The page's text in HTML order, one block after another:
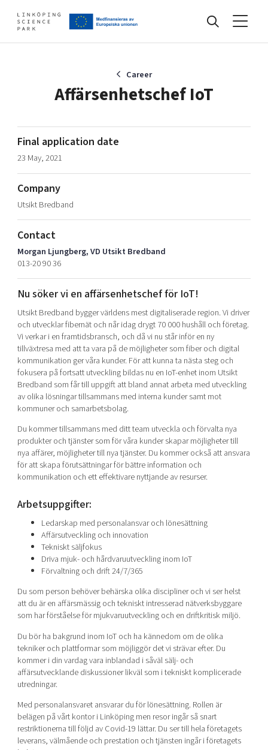
Artificial intelligence
Cybersecurity
Internet of Things
Global talent
Visual technologies
Shaping cities and regions
Bright East
East Sweden Tech Women
Reversed mentorship
Current offers and activities
Develop your company
Upgrade your skills & master new ones
Tech startups
Upscaling
Talent & skills
Startup & industry collaboration
Offers to boost your business
Funding opportunities
About
Our story, mission & vision
Our community of companies
Projects
Publications
Project toolbox
Our clusters
Reach out to us
Locations
40 years anniversary
Today's lunch in Mjärdevi
Career
Affärsenhetschef IoT
Final application date
23 May, 2021
Company
Utsikt Bredband
Contact
Morgan Ljungberg, VD Utsikt Bredband
013-20 90 36
Nu söker vi en affärsenhetschef för IoT!
Utsikt Bredband bygger världens mest digitaliserade region. Vi driver
och utvecklar fibernät och når idag drygt 70 000 hushåll och företag.
Vi verkar i en framtidsbransch, och då vi nu står inför en ny
tillväxtresa med att ta vara på de möjligheter som fiber och digital
kommunikation ger våra kunder. För att kunna ta nästa steg och
fokusera på fortsatt utveckling bildas nu en IoT-enhet inom Utsikt
Bredband som får till uppgift att bland annat arbeta med utveckling
av olika lösningar tillsammans med interna kunder samt mot
kommuner och samarbetsbolag.
Du kommer tillsammans med ditt team utveckla och förvalta nya
produkter och tjänster som för våra kunder skapar möjligheter till
nya affärer, möjligheter till nya tjänster. Du kommer också att ansvara
för att skapa förutsättningar för bättre information och
kommunikation och ett effektivare nyttjande av resurser.
Arbetsuppgifter:
Ledarskap med personalansvar och lönesättning
Affärsutveckling och innovation
Tekniskt säljfokus
Driva mjuk- och hårdvaruutveckling inom IoT
Förvaltning och drift 24/7/365
Du som person behöver behärska olika discipliner och vi ser helst
att du är en affärsmässig och tekniskt intresserad nätverksbyggare
som har förståelse för mjukvaruutveckling och en driftkritisk miljö.
Du bör ha bakgrund inom IoT och ha kännedom om de olika
tekniker och plattformar som möjliggör det vi strävar efter. Du
kommer i din vardag vara inblandad i såväl sälj- och
affärsutvecklande diskussioner likväl som i tekniskt komplicerade
utredningar.
Med personalansvaret ansvarar du för lönesättning. Rollen är
belägen på vårt kontor i Linköping men resor ingår så snart
restriktionerna till följd av Covid-19 lättar. Du ser till hela företagets
leverans, välmående och prestation och tjänsten ingår i företagets